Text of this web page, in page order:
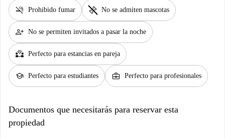
smoke_free Prohibido fumar pet_supplies No se admiten mascotas
person_add No se permiten invitados a pasar la noche
partner_heart Perfecto para estancias en pareja
school Perfecto para estudiantes business_center Perfecto para profesionales
Documentos que necesitarás para reservar esta
propiedad